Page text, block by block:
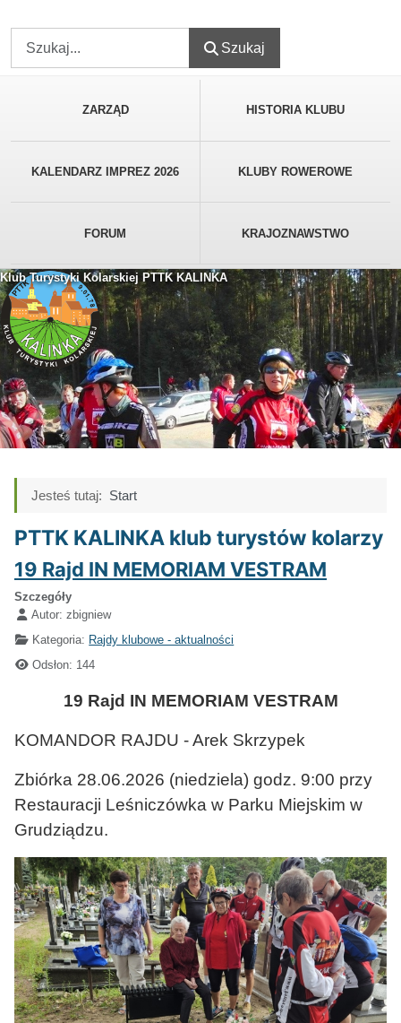
Szukaj
ZARZĄD HISTORIA KLUBU
KALENDARZ IMPREZ 2026 KLUBY ROWEROWE
FORUM KRAJOZNAWSTWO
Klub Turystyki Kolarskiej PTTK KALINKA
Jesteś tutaj: Start
PTTK KALINKA klub turystów kolarzy
19 Rajd IN MEMORIAM VESTRAM
Szczegóły
Autor:zbigniew
Kategoria: Rajdy klubowe - aktualności
Odsłon: 144
19 Rajd IN MEMORIAM VESTRAM
KOMANDOR RAJDU - Arek Skrzypek
Zbiórka 28.06.2026 (niedziela) godz. 9:00 przy
Restauracji Leśniczówka w Parku Miejskim w
Grudziądzu.